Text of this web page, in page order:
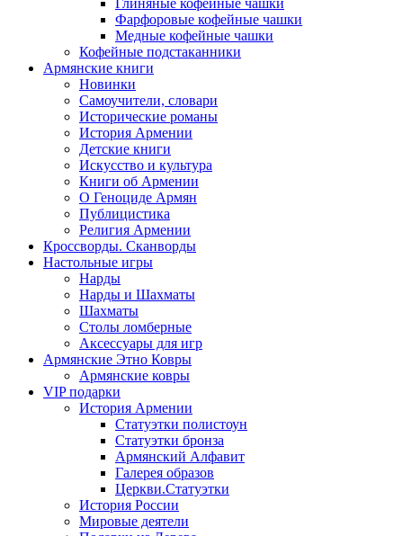
Глиняные кофейные чашки
Фарфоровые кофейные чашки
Медные кофейные чашки
Кофейные подстаканники
Армянские книги
Новинки
Самоучители, словари
Исторические романы
История Армении
Детские книги
Иcкусство и культура
Книги об Армении
О Геноциде Армян
Публицистика
Религия Армении
Кроссворды. Сканворды
Настольные игры
Нарды
Нарды и Шахматы
Шахматы
Столы ломберные
Аксессуары для игр
Армянские Этно Ковры
Армянские ковры
VIP подарки
История Армении
Статуэтки полистоун
Статуэтки бронза
Армянский Алфавит
Галерея образов
Церкви.Статуэтки
История России
Мировые деятели